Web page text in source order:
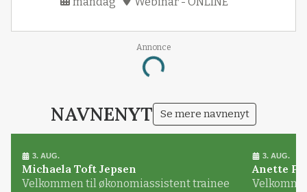
Annonce
Loading...
NAVNENYT Se mere navnenyt
3. AUG.
Michaela Toft Jepsen
Velkommen til økonomiassistent trainee
3. AUG.
Anette